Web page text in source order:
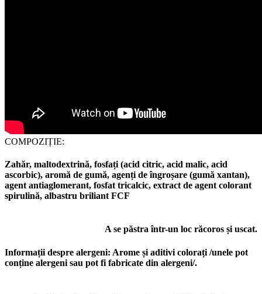
COMPOZIȚIE:
Zahăr, maltodextrină, fosfați (acid citric, acid malic, acid
ascorbic), aromă de gumă, agenți de îngroșare (gumă xantan),
agent antiaglomerant, fosfat tricalcic, extract de agent colorant
spirulină, albastru briliant FCF
A se păstra într-un loc răcoros și uscat.
Informații despre alergeni: Arome și aditivi colorați /unele pot
conține alergeni sau pot fi fabricate din alergeni/.